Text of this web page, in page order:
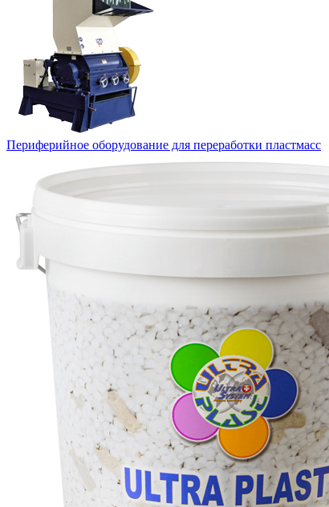
Периферийное оборудование для переработки пластмасс